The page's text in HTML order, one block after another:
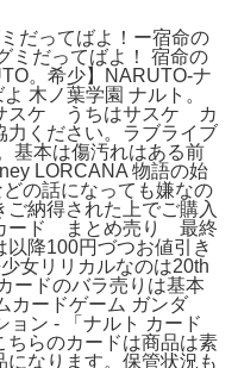
だってばよ！ー宿命の
ミだってばよ！ 宿命の
。希少】NARUTO-ナ
木ノ葉学園 ナルト。
ケ うちはサスケ カ
ください。ラブライブ
基本は傷汚れはある前
LORCANA 物語の始
の話になっても嫌なの
納得された上でご購入
ード まとめ売り 最終
降100円づつお値引き
女リリカルなのは20th
ードのバラ売りは基本
カードゲーム ガンダ
ン - 「ナルト カード
ちらのカードは商品は素
になります。保管状況も